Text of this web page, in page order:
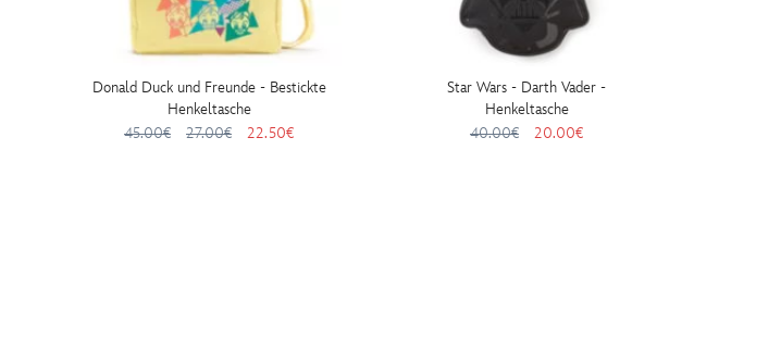
Donald Duck und Freunde - Bestickte
Henkeltasche
45.00€
27.00€ 22.50€
Star Wars - Darth Vader -
Henkeltasche
40.00€
20.00€